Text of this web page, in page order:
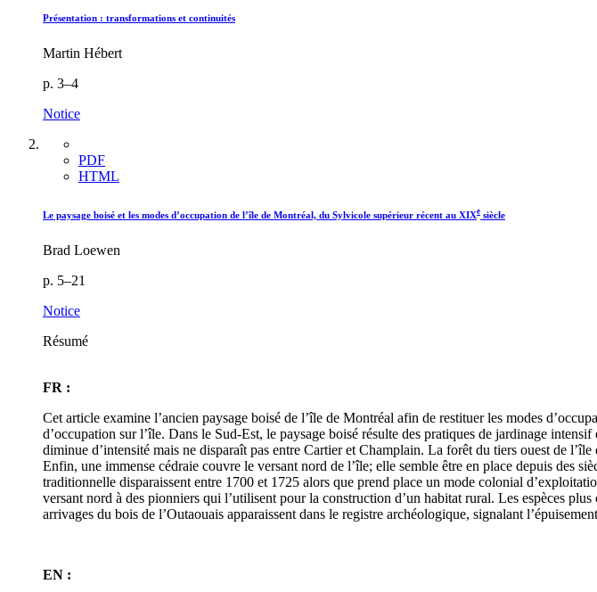
Présentation : transformations et continuités
Martin Hébert
p. 3–4
Notice
PDF
HTML
Le paysage boisé et les modes d’occupation de l’île de Montréal, du Sylvicole supérieur récent au XIXe siècle
Brad Loewen
p. 5–21
Notice
Résumé
FR :
Cet article examine l’ancien paysage boisé de l’île de Montréal afin de restituer les modes
d’occupation sur l’île. Dans le Sud-Est, le paysage boisé résulte des pratiques de jardinage
diminue d’intensité mais ne disparaît pas entre Cartier et Champlain. La forêt du tiers ouest de
Enfin, une immense cédraie couvre le versant nord de l’île; elle semble être en place depuis des
traditionnelle disparaissent entre 1700 et 1725 alors que prend place un mode colonial
versant nord à des pionniers qui l’utilisent pour la construction d’un habitat rural. Les espèces
arrivages du bois de l’Outaouais apparaissent dans le registre archéologique, signalant
EN :